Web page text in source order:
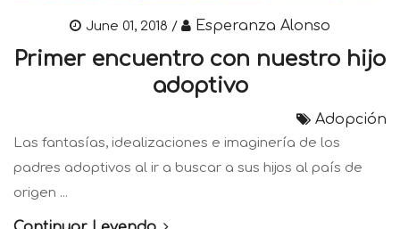
June 01, 2018 / Esperanza Alonso
Primer encuentro con nuestro hijo
adoptivo
Adopción
Las fantasías, idealizaciones e imaginería de los
padres adoptivos al ir a buscar a sus hijos al país de
origen ...